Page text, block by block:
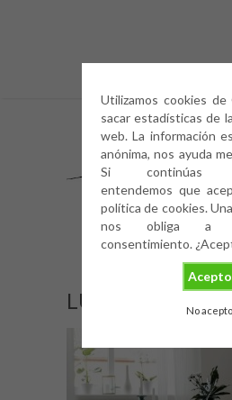
Utilizamos cookies de
sacar estadísticas de
web. La información
anónima, nos ayuda
Si continúas
entendemos que
política de cookies.
nos obliga a
consentimiento.
No
LU02